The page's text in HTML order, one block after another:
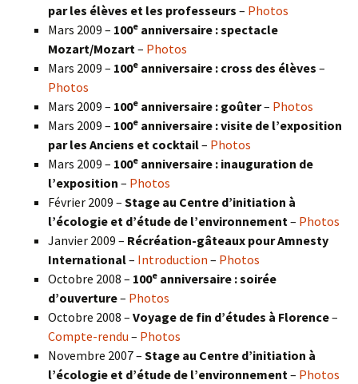
par les élèves et les professeurs – Photos
Mars 2009 – 100e anniversaire : spectacle
Mozart/Mozart – Photos
Mars 2009 – 100e anniversaire : cross des élèves –
Photos
Mars 2009 – 100e anniversaire : goûter– Photos
Mars 2009 – 100e anniversaire : visite de l’exposition
par les Anciens et cocktail– Photos
Mars 2009 – 100e anniversaire : inauguration de
l’exposition – Photos
Février 2009 – Stage au Centre d’initiation à
l’écologie et d’étude de l’environnement – Photos
Janvier 2009 – Récréation-gâteaux pour Amnesty
International– Introduction – Photos
Octobre 2008 – 100e anniversaire : soirée
d’ouverture– Photos
Octobre 2008 – Voyage de fin d’études à Florence–
Compte-rendu – Photos
Novembre 2007 – Stage au Centre d’initiation à
l’écologie et d’étude de l’environnement – Photos